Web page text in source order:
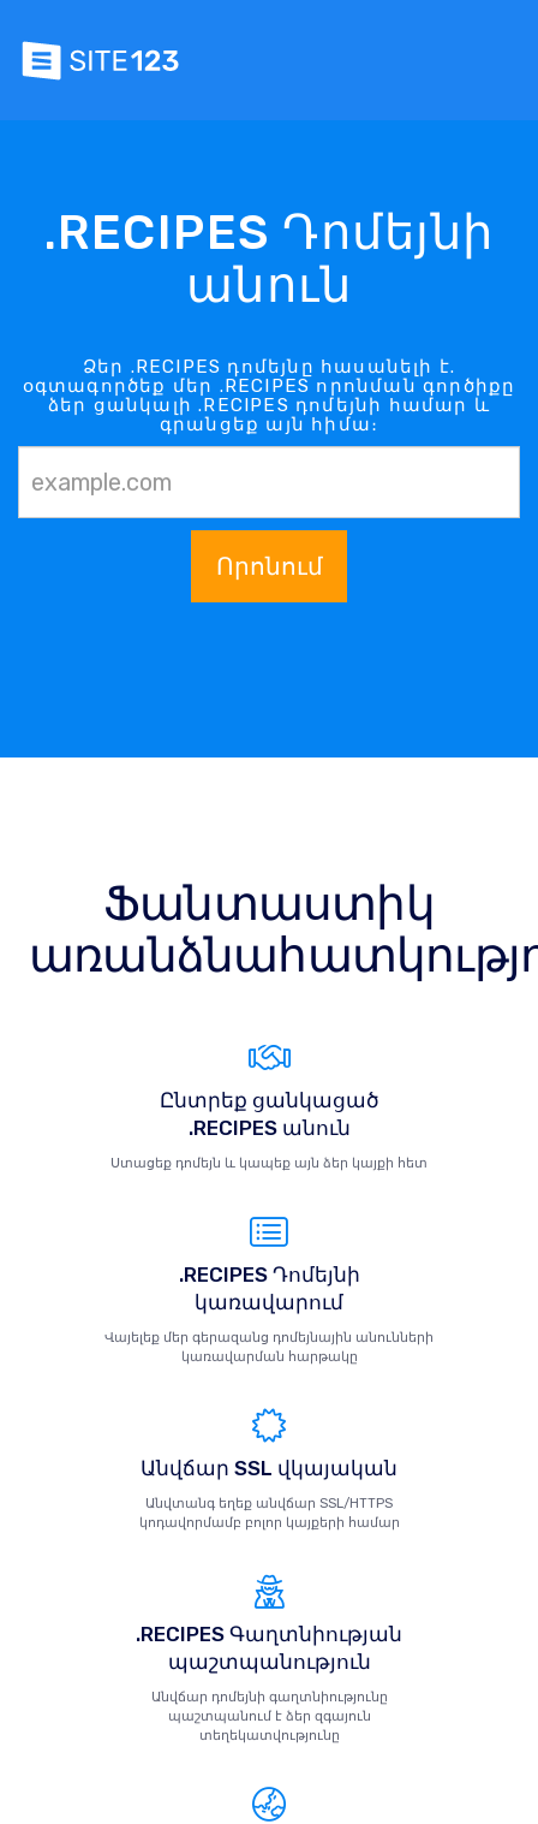
.RECIPES Դոմեյնի
անուն
Ձեր .RECIPES դոմեյնը հասանելի է.
օգտագործեք մեր .RECIPES որոնման գործիքը
ձեր ցանկալի .RECIPES դոմեյնի համար և
գրանցեք այն հիմա։
Որոնում
Ֆանտաստիկ
Ընտրեք ցանկացած
.RECIPES անուն
Ստացեք դոմեյն և կապեք այն ձեր կայքի հետ
.RECIPES Դոմեյնի
կառավարում
Վայելեք մեր գերազանց դոմեյնային անունների
կառավարման հարթակը
Անվճար SSL վկայական
Անվտանգ եղեք անվճար SSL/HTTPS
կոդավորմամբ բոլոր կայքերի համար
.RECIPES Գաղտնիության
պաշտպանություն
Անվճար դոմեյնի գաղտնիությունը
պաշտպանում է ձեր զգայուն
տեղեկատվությունը